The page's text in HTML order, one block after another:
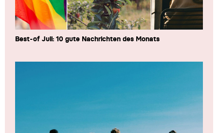
Best-of Juli: 10 gute Nachrichten des Monats